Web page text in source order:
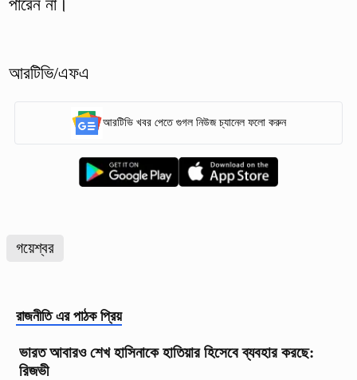
পারেন না।
আরটিভি/এফএ
আরটিভি খবর পেতে গুগল নিউজ চ্যানেল ফলো করুন
গয়েশ্বর
রাজনীতি এর পাঠক প্রিয়
ভারত আবারও শেখ হাসিনাকে হাতিয়ার হিসেবে ব্যবহার করছে:
রিজভী